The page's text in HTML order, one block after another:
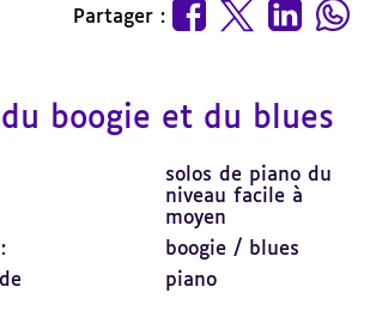
Partager :
boogie et du blues
solos de piano du
niveau facile à
moyen
boogie / blues
piano